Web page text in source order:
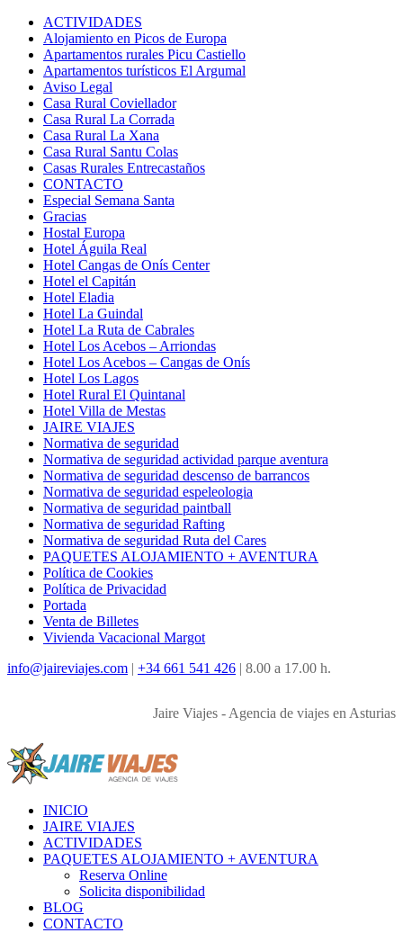
ACTIVIDADES
Alojamiento en Picos de Europa
Apartamentos rurales Picu Castiello
Apartamentos turísticos El Argumal
Aviso Legal
Casa Rural Coviellador
Casa Rural La Corrada
Casa Rural La Xana
Casa Rural Santu Colas
Casas Rurales Entrecastaños
CONTACTO
Especial Semana Santa
Gracias
Hostal Europa
Hotel Águila Real
Hotel Cangas de Onís Center
Hotel el Capitán
Hotel Eladia
Hotel La Guindal
Hotel La Ruta de Cabrales
Hotel Los Acebos – Arriondas
Hotel Los Acebos – Cangas de Onís
Hotel Los Lagos
Hotel Rural El Quintanal
Hotel Villa de Mestas
JAIRE VIAJES
Normativa de seguridad
Normativa de seguridad actividad parque aventura
Normativa de seguridad descenso de barrancos
Normativa de seguridad espeleologia
Normativa de seguridad paintball
Normativa de seguridad Rafting
Normativa de seguridad Ruta del Cares
PAQUETES ALOJAMIENTO + AVENTURA
Política de Cookies
Política de Privacidad
Portada
Venta de Billetes
Vivienda Vacacional Margot
info@jaireviajes.com | +34 661 541 426 | 8.00 a 17.00 h.
Jaire Viajes - Agencia de viajes en Asturias
INICIO
JAIRE VIAJES
ACTIVIDADES
PAQUETES ALOJAMIENTO + AVENTURA
Reserva Online
Solicita disponibilidad
BLOG
CONTACTO